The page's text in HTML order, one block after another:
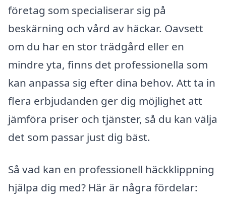
företag som specialiserar sig på
beskärning och vård av häckar. Oavsett
om du har en stor trädgård eller en
mindre yta, finns det professionella som
kan anpassa sig efter dina behov. Att ta in
flera erbjudanden ger dig möjlighet att
jämföra priser och tjänster, så du kan välja
det som passar just dig bäst.
Så vad kan en professionell häckklippning
hjälpa dig med? Här är några fördelar: